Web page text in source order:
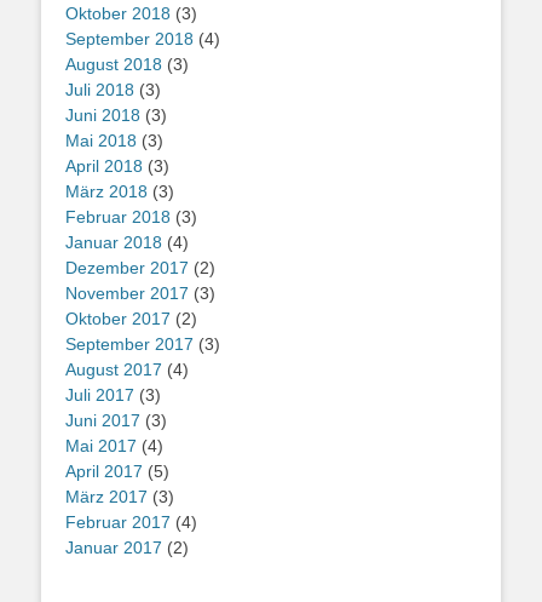
Oktober 2018 (3)
September 2018 (4)
August 2018 (3)
Juli 2018 (3)
Juni 2018 (3)
Mai 2018 (3)
April 2018 (3)
März 2018 (3)
Februar 2018 (3)
Januar 2018 (4)
Dezember 2017 (2)
November 2017 (3)
Oktober 2017 (2)
September 2017 (3)
August 2017 (4)
Juli 2017 (3)
Juni 2017 (3)
Mai 2017 (4)
April 2017 (5)
März 2017 (3)
Februar 2017 (4)
Januar 2017 (2)